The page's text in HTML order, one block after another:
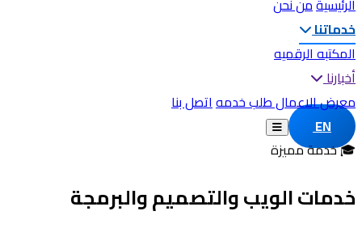
الرئيسيةمن نحن
خدماتنا
المكتبه الرقميه
أخبارنا
معرض الاعمالطلب خدمهاتصل بنا
EN
🎓 خدمة مميزة
خدمات الويب والتصميم والبرمجة